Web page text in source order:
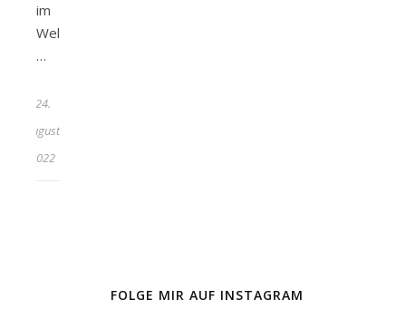
im
Wellnessbereich.
…
24.
August
2022
FOLGE MIR AUF INSTAGRAM